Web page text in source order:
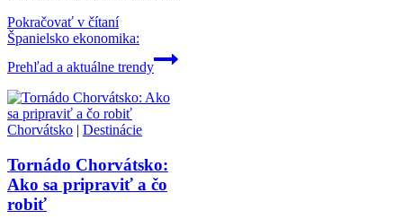
Pokračovať v čítaní
Španielsko ekonomika:
Prehľad a aktuálne trendy
Chorvátsko | Destinácie
Tornádo Chorvátsko:
Ako sa pripraviť a čo
robiť